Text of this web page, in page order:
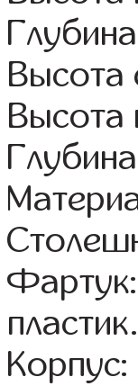
Высота
Высота
пластик.